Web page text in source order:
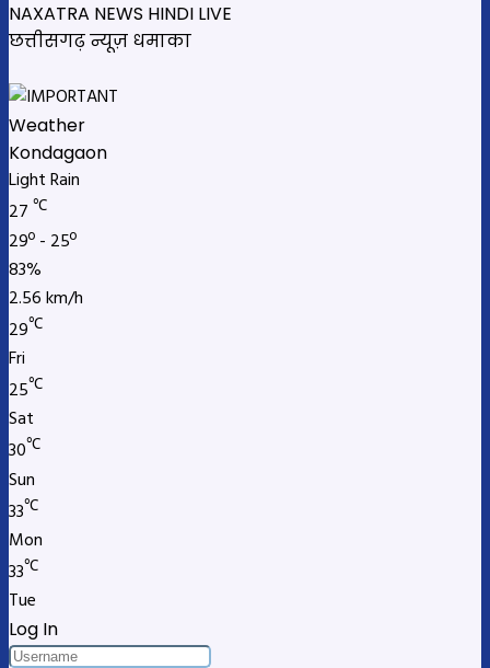
NAXATRA NEWS HINDI LIVE
छत्तीसगढ़ न्यूज़ धमाका
Weather
Kondagaon
Light Rain
27 ℃
29º - 25º
83%
2.56 km/h
29℃
Fri
25℃
Sat
30℃
Sun
33℃
Mon
33℃
Tue
Log In